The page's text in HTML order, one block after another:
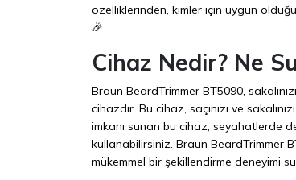
özelliklerinden, kimler için uygun
🎉
Cihaz Nedir? Ne
Braun BeardTrimmer BT5090,
cihazdır. Bu cihaz, saçınızı ve
imkanı sunan bu cihaz, seyahatlerde
kullanabilirsiniz. Braun BeardTrimmer
mükemmel bir şekillendirme deneyimi